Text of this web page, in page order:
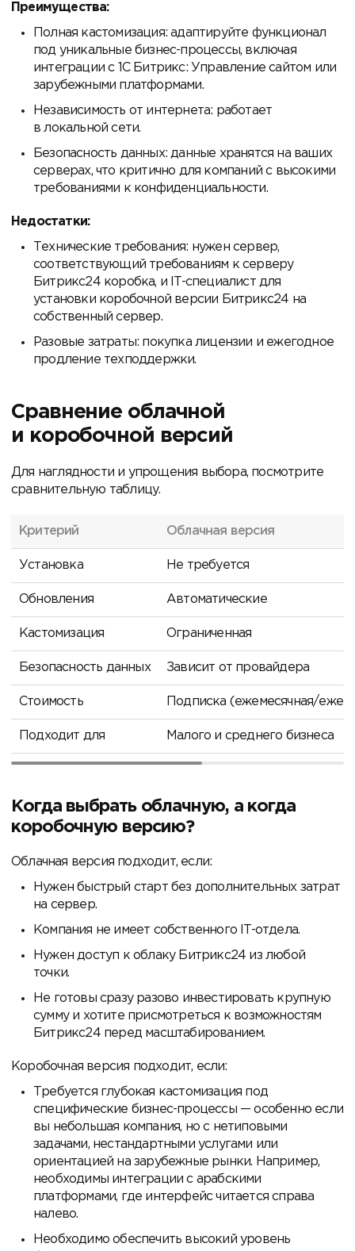
Преимущества:
Полная кастомизация: адаптируйте функционал
под уникальные бизнес-процессы, включая
интеграции с 1С Битрикс: Управление сайтом или
зарубежными платформами.
Независимость от интернета: работает
в локальной сети.
Безопасность данных: данные хранятся на ваших
серверах, что критично для компаний с высокими
требованиями к конфиденциальности.
Недостатки:
Технические требования: нужен сервер,
соответствующий требованиям к серверу
Битрикс24 коробка, и IT-специалист для
установки коробочной версии Битрикс24 на
собственный сервер.
Разовые затраты: покупка лицензии и ежегодное
продление техподдержки.
Сравнение облачной
и коробочной версий
Для наглядности и упрощения выбора, посмотрите
сравнительную таблицу.
Критерий Облачная версия
Установка Не требуется
Обновления Автоматические
Кастомизация Ограниченная
Безопасность данных Зависит от провайдера
Стоимость Подписка (ежемесячная/
Подходит для Малого и среднего бизнеса
Когда выбрать облачную, а когда
коробочную версию?
Облачная версия подходит, если:
Нужен быстрый старт без дополнительных затрат
на сервер.
Компания не имеет собственного IT-отдела.
Нужен доступ к облаку Битрикс24 из любой
точки.
Не готовы сразу разово инвестировать крупную
сумму и хотите присмотреться к возможностям
Битрикс24 перед масштабированием.
Коробочная версия подходит, если:
Требуется глубокая кастомизация под
специфические бизнес-процессы — особенно если
вы небольшая компания, но с нетиповыми
задачами, нестандартными услугами или
ориентацией на зарубежные рынки. Например,
необходимы интеграции с арабскими
платформами, где интерфейс читается справа
налево.
Необходимо обеспечить высокий уровень